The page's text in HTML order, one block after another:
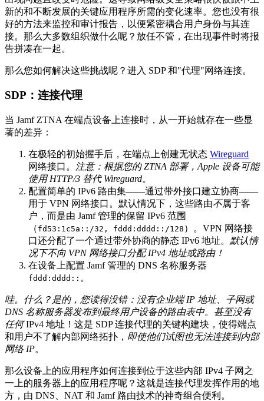
新的和不断发展的关键应用程序所需的变化速率。您也没有很
好的方法来监控和审计报告，以便紧密耦合用户身份与其连
接。那么大多数组织做什么呢？放任不管，在出现事件时将报
告拼凑在一起。
那么您如何解决这些挑战呢？进入 SDP 和"代理"网络连接。
SDP：连接代理
当 Jamf ZTNA 在端点设备上连接时，从一开始就存在一些显
著的差异：
在极轻的初始握手后，在端点上创建无状态 Wireguard
网络接口。
注意：根据您的 ZTNA 部署，Apple 设备可能
使用 HTTP/3 替代 Wireguard。
配置简单的 IPv6 路由集——通过带外接口建立协商——
用于 VPN 网络接口。默认情况下，这些路由不属于客
户，而是由 Jamf 管理的保留 IPv6 范围
（ fd53:1c5a::/32, fddd:dddd::/128 ）。VPN 网络接
口还分配了一个通过带外协商的静态 IPv6 地址。 默认情
况下不向 VPN 网络接口分配 IPv4 地址或路由！
在设备上配置 Jamf 管理的 DNS 名称服务器
fddd:dddd:: 。
哇。什么？ 是的，您读得没错：没有企业端 IP 地址、子网或
DNS 名称服务器发布到最终用户设备的路由表中。甚至没有
任何IPv4 地址！这是 SDP 连接代理的关键构建块，使得端点
和用户不了解内部网络拓扑， 即使他们试图也无法连接到内部
网络 IP。
那么设备上的应用程序如何连接到位于这些内部 IPv4 子网之
一上的服务器上的应用程序呢？这就是连接代理发挥作用的地
方，由 DNS、NAT 和 Jamf 路由技术的神奇组合便利。